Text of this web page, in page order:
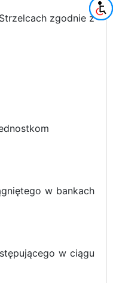
zgodnie z
w bankach
w ciągu